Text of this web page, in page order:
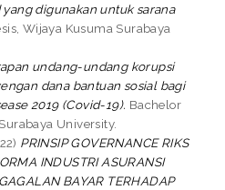
digunakan untuk sarana
Wijaya Kusuma Surabaya
undang-undang korupsi
dana bantuan sosial bagi
2019 (Covid-19). Bachelor
University.
PRINSIP GOVERNANCE RIKS
INDUSTRI ASURANSI
BAYAR TERHADAP